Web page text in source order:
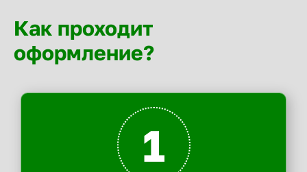
Как проходит
оформление?
1